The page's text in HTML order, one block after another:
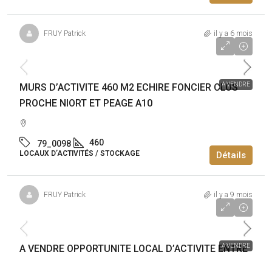
FRUY Patrick il y a 6 mois
A VENDRE
MURS D’ACTIVITE 460 M2 ECHIRE FONCIER CLOS
PROCHE NIORT ET PEAGE A10
79_0098 460
LOCAUX D’ACTIVITÉS / STOCKAGE Détails
FRUY Patrick il y a 9 mois
A VENDRE
A VENDRE OPPORTUNITE LOCAL D’ACTIVITE ENTRE